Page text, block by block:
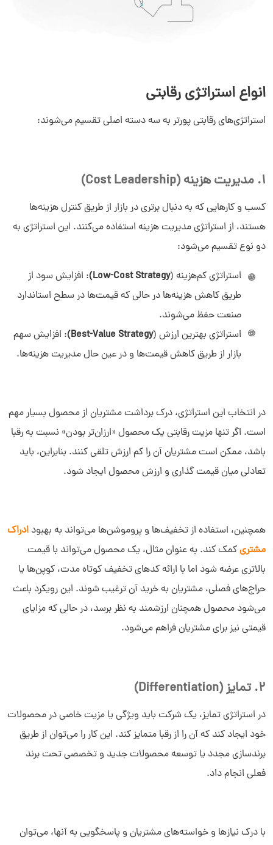
انواع استراتژی‌ رقابتی
استراتژی‌های رقابتی پورتر به سه دسته اصلی تقسیم می‌شوند:
1. مدیریت هزینه (Cost Leadership)
کسب و کارهایی که به دنبال برتری در بازار از طریق کنترل هزینه‌ها
هستند، از استراتژی مدیریت هزینه استفاده می‌کنند. این استراتژی به
دو نوع تقسیم می‌شود:
استراتژی کم‌هزینه (Low-Cost Strategy) : افزایش سود از
طریق کاهش هزینه‌ها در حالی که قیمت‌ها در سطح استاندارد
صنعت حفظ می‌شوند.
استراتژی بهترین ارزش (Best-Value Strategy) : افزایش سهم
بازار از طریق کاهش قیمت‌ها و در عین حال مدیریت هزینه‌ها.
در انتخاب این استراتژی، درک برداشت مشتریان از محصول بسیار مهم
است. اگر تنها مزیت رقابتی یک محصول «ارزان‌تر بودن» نسبت به رقبا
باشد، ممکن است مشتریان آن را کم‌ ارزش تلقی کنند. بنابراین، باید
تعادلی میان قیمت‌ گذاری و ارزش محصول ایجاد شود.
همچنین، استفاده از تخفیف‌ها و پروموشن‌ها می‌تواند به بهبود ادراک
مشتریکمک کند. به عنوان مثال، یک محصول می‌تواند با قیمت
بالاتری عرضه شود اما با ارائه کدهای تخفیف کوتاه ‌مدت، کوپن‌ها یا
حراج‌های فصلی، مشتریان به خرید آن ترغیب شوند. این رویکرد باعث
می‌شود محصول همچنان ارزشمند به نظر برسد، در حالی که مزایای
قیمتی نیز برای مشتریان فراهم می‌شود.
2. تمایز (Differentiation)
در استراتژی تمایز، یک شرکت باید ویژگی یا مزیت خاصی در محصولات
خود ایجاد کند که آن را از رقبا متمایز کند. این کار را می‌توان از طریق
برندسازی مجدد یا توسعه محصولات جدید و تخصصی تحت برند
فعلی انجام داد.
با درک نیازها و خواسته‌های مشتریان و پاسخگویی به آنها، می‌توان